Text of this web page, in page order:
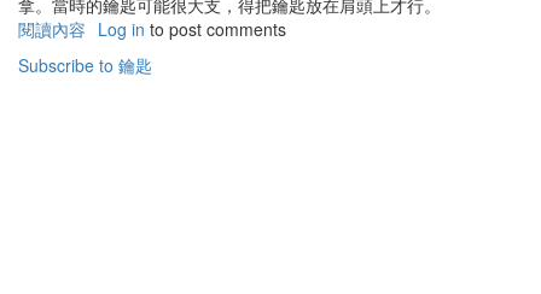
拿。當時的鑰匙可能很大支，得把鑰匙放在肩頭上才行。
閱讀內容 有
聖
Log in to post comments
Subscribe to 鑰匙